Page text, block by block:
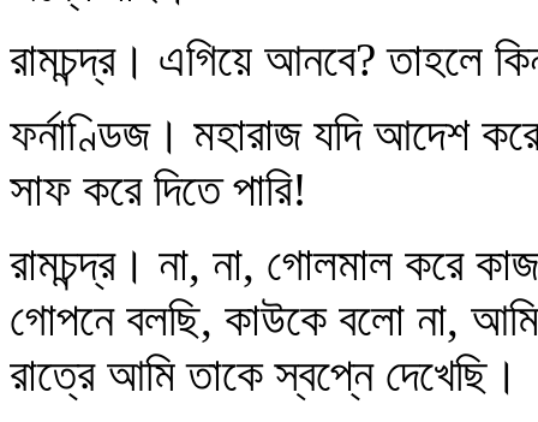
রামচন্দ্র। এগিয়ে আনবে? তাহলে
ফর্নাণ্ডিজ। মহারাজ যদি আদেশ
সাফ করে দিতে পারি!
রামচন্দ্র। না, না, গোলমাল করে
গোপনে বলছি, কাউকে বলো না,
রাত্রে আমি তাকে স্বপ্নে দেখেছি।